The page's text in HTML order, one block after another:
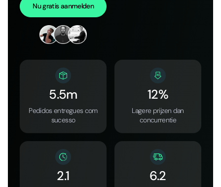
Nu gratis aanmelden
5.5m
Pedidos entregues com
sucesso
12%
Lagere prijzen dan
concurrentie
2.1 6.2